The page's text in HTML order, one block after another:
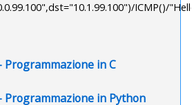
ICMP()/
Programmazione in C
Cartella
Programmazione in Python
File